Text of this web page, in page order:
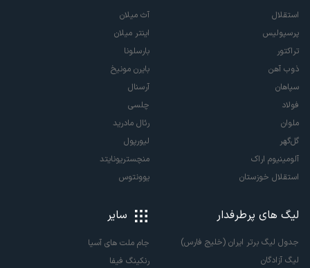
استقلال
پرسپولیس
تراکتور
ذوب آهن
سپاهان
فولاد
ملوان
گل‌گهر
آلومینیوم اراک
استقلال خوزستان
آث میلان
اینتر میلان
بارسلونا
بایرن مونیخ
آرسنال
چلسی
رئال مادرید
لیورپول
منچستریونایتد
یوونتوس
لیگ های پرطرفدار
جدول لیگ برتر ایران (خلیج فارس)
لیگ آزادگان
سایر
جام ملت های آسیا
رنکینگ فیفا